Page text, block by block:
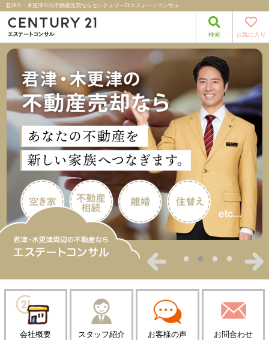
君津市・木更津市の不動産売買ならセンチュリー21エステートコンサル
検索 お気に入り
会社概要 スタッフ紹介 お客様の声 お問合わせ